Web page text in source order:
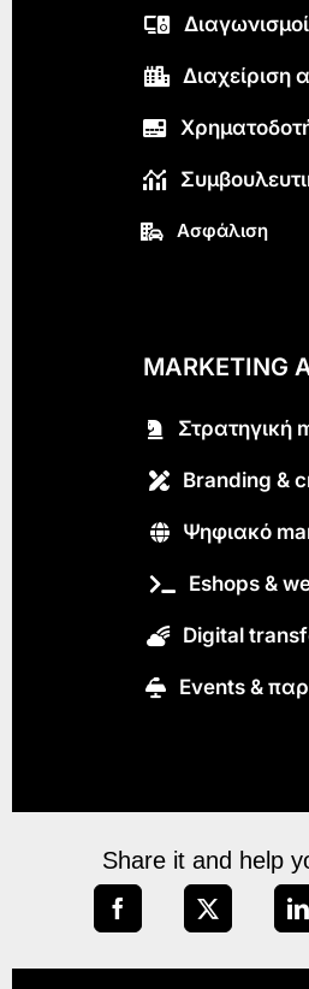
Διαχείριση
Ασφάλιση
MARKETING
Στρατηγική
Branding &
Ψηφιακό
Eshops &
Digital
Εvents &
Share it and help